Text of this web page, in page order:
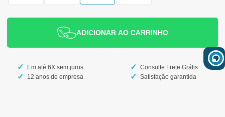
ADICIONAR AO CARRINHO
Em até 6X sem juros
12 anos de empresa
Consulte Frete Grátis
Satisfação garantida